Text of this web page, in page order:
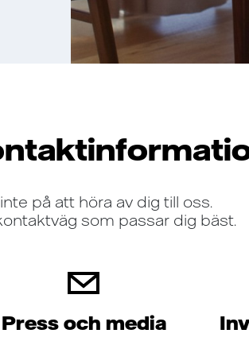
på att höra av dig till oss.
som passar dig bäst.
Press och media